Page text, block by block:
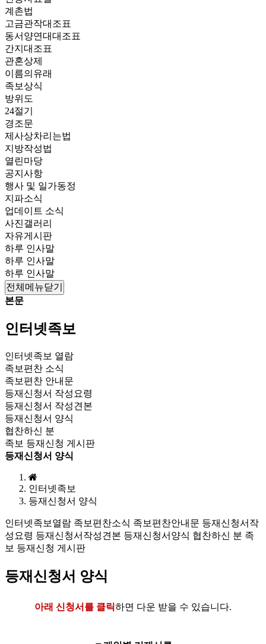
계촌법
고금관작대조표
동서양연대대조표
간지대조표
관혼상제
이름의유래
족보상식
방위도
24절기
경조문
제사상차리는법
지방작성법
열린마당
공지사항
행사 및 일가동정
지파소식
업데이트 소식
사진갤러리
자유게시판
하루 인사말
하루 인사말
하루 인사말
전체메뉴닫기
본문
인터넷족보
인터넷족보 열람
족보편찬 소식
족보편찬 안내문
등재신청서 작성요령
등재신청서 작성견본
등재신청서 양식
협찬하신 분
족보 등재신청 게시판
등재신청서 양식
인터넷족보
등재신청서 양식
인터넷족보열람 족보편찬소식 족보편찬안내문 등재신청서작
성요령 등재신청서작성견본 등재신청서양식 협찬하신 분 족
보 등재신청 게시판
등재신청서 양식
아래 신청서를 클릭하면 다운 받을 수 있습니다.